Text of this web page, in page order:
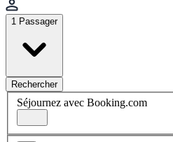
1 Passager
Rechercher
Séjournez avec Booking.com